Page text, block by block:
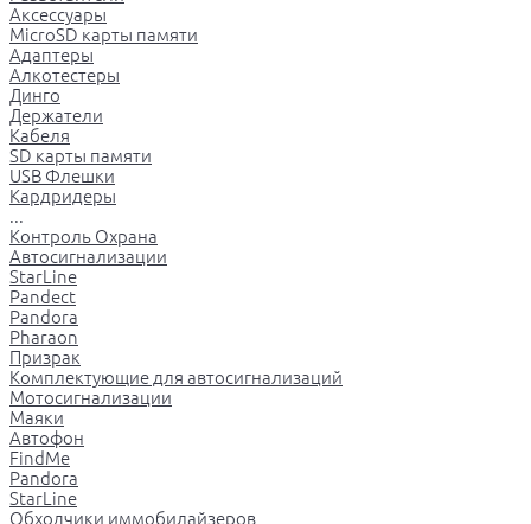
Аксессуары
MicroSD карты памяти
Адаптеры
Алкотестеры
Динго
Держатели
Кабеля
SD карты памяти
USB Флешки
Кардридеры
...
Контроль Охрана
Автосигнализации
StarLine
Pandect
Pandora
Pharaon
Призрак
Комплектующие для автосигнализаций
Мотосигнализации
Маяки
Автофон
FindMe
Pandora
StarLine
Обходчики иммобилайзеров